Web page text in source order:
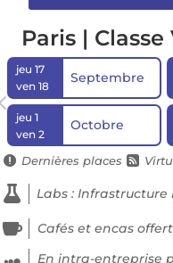
Paris |
jeu 17
ven 18
Septembre
jeu 1
ven 2
Octobre
 Dernières places 
 Labs : Infrastructure
 Cafés et encas
En intra-entreprise